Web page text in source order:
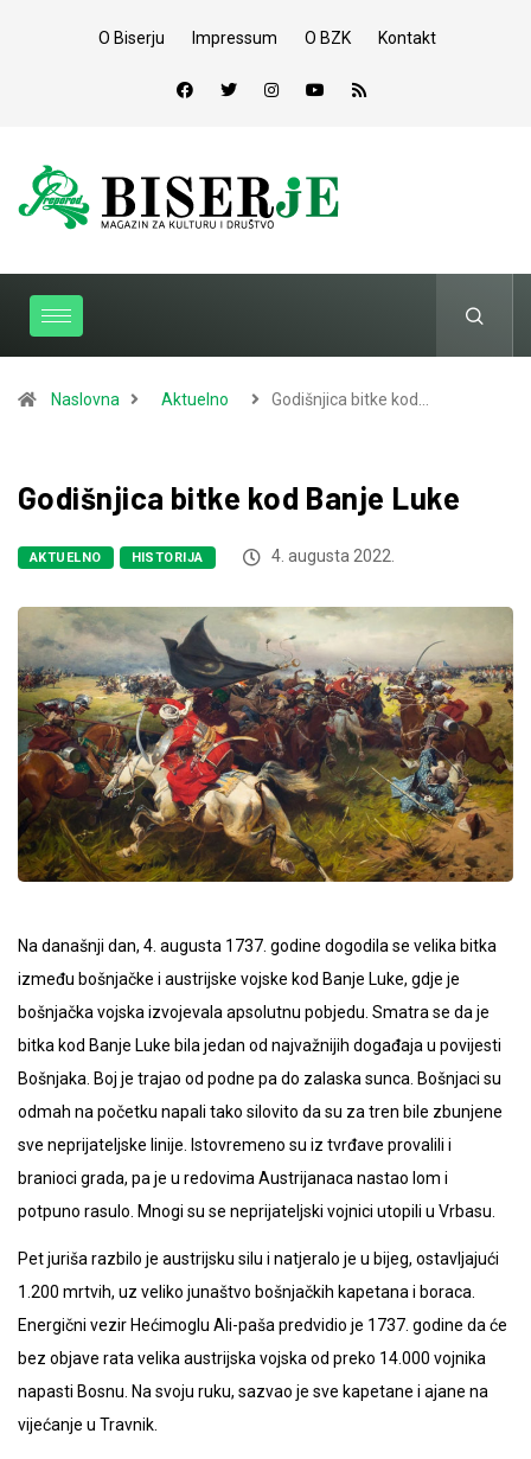
O Biserju Impressum O BZK Kontakt
Naslovna Aktuelno Godišnjica bitke kod…
Godišnjica bitke kod Banje Luke
AKTUELNO HISTORIJA 4. augusta 2022.
Na današnji dan, 4. augusta 1737. godine dogodila se velika bitka
između bošnjačke i austrijske vojske kod Banje Luke, gdje je
bošnjačka vojska izvojevala apsolutnu pobjedu. Smatra se da je
bitka kod Banje Luke bila jedan od najvažnijih događaja u povijesti
Bošnjaka. Boj je trajao od podne pa do zalaska sunca. Bošnjaci su
odmah na početku napali tako silovito da su za tren bile zbunjene
sve neprijateljske linije. Istovremeno su iz tvrđave provalili i
branioci grada, pa je u redovima Austrijanaca nastao lom i
potpuno rasulo. Mnogi su se neprijateljski vojnici utopili u Vrbasu.
Pet juriša razbilo je austrijsku silu i natjeralo je u bijeg, ostavljajući
1.200 mrtvih, uz veliko junaštvo bošnjačkih kapetana i boraca.
Energični vezir Hećimoglu Ali-paša predvidio je 1737. godine da će
bez objave rata velika austrijska vojska od preko 14.000 vojnika
napasti Bosnu. Na svoju ruku, sazvao je sve kapetane i ajane na
vijećanje u Travnik.